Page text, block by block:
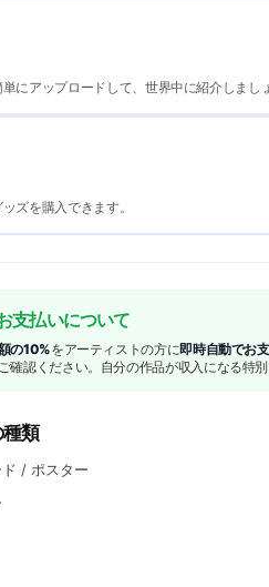
にアップロードして、世界中に紹介しまし
ズを購入できます。
支払いについて
の10%をアーティストの方に即時自動でお
確認ください。自分の作品が収入になる特
類
/ ポスター